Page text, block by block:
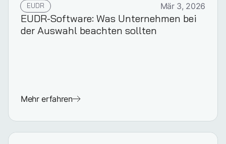
EUDR Mär 3, 2026
EUDR-Software: Was Unternehmen bei
der Auswahl beachten sollten
Mehr erfahren